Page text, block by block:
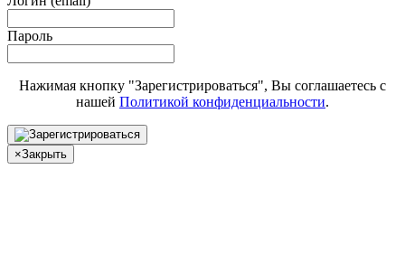
Пароль
Нажимая кнопку "Зарегистрироваться", Вы соглашаетесь с
нашей Политикой конфиденциальности.
×Закрыть